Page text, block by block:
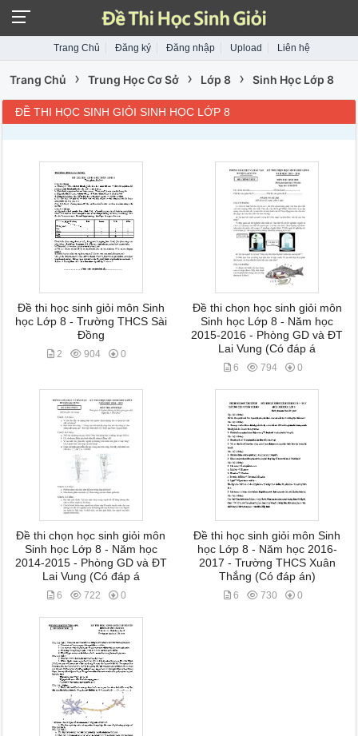
Trang Chủ Đăng ký Đăng nhập Upload Liên hệ
Trang Chủ › Trung Học Cơ Sở › Lớp 8 › Sinh Học Lớp 8
ĐỀ THI HỌC SINH GIỎI SINH HỌC LỚP 8
Đề thi học sinh giỏi môn Sinh
học Lớp 8 - Trường THCS Sài
Đồng
2 904 0
Đề thi chọn học sinh giỏi môn
Sinh học Lớp 8 - Năm học
2015-2016 - Phòng GD và ĐT
Lai Vung (Có đáp á
6 794 0
Đề thi chọn học sinh giỏi môn
Sinh học Lớp 8 - Năm học
2014-2015 - Phòng GD và ĐT
Lai Vung (Có đáp á
6 722 0
Đề thi học sinh giỏi môn Sinh
học Lớp 8 - Năm học 2016-
2017 - Trường THCS Xuân
Thắng (Có đáp án)
6 730 0